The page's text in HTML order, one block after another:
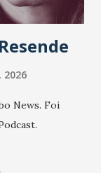
So...
2026
News. Foi